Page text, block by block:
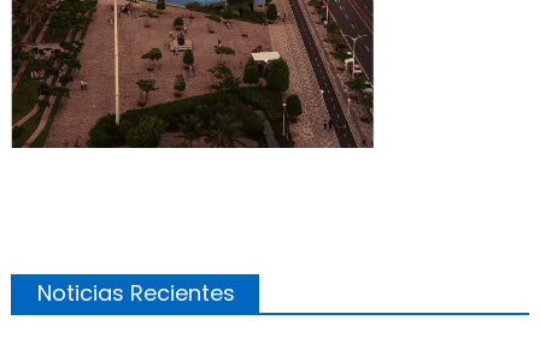
Noticias Recientes